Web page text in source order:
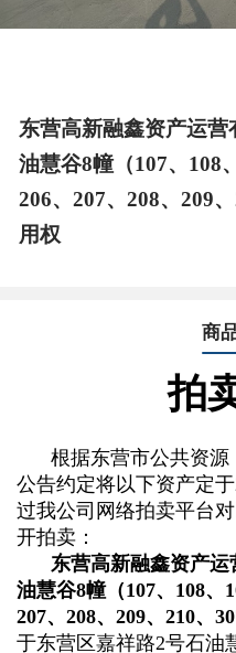
东营高新融鑫资产运
油慧谷8幢（107、108
206、207、208、209
用权
商
拍
根据东营市公共资
公告约定将以下资产定
过我公司网络拍卖平台
开拍卖：
东营高新融鑫资产
油慧谷8幢（107、108、
207、208、209、210、
于东营区嘉祥路2号石油